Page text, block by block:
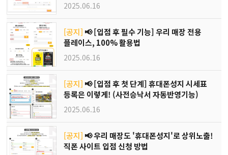
2025.06.16
[공지] 📢 [입점 후 필수 기능] 우리 매장 전용
플레이스, 100% 활용법
2025.06.16
[공지] 📢 [입점 후 첫 단계] 휴대폰성지 시세표
등록은 이렇게! (사전승낙서 자동반영기능)
2025.06.16
[공지] 📢 우리 매장도 '휴대폰성지'로 상위노출!
직폰 사이트 입점 신청 방법